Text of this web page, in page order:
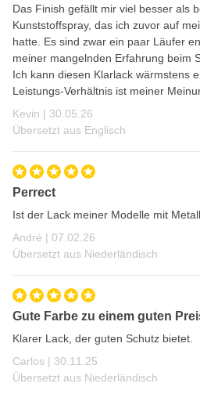
Das Finish gefällt mir viel besser als
Kunststoffspray, das ich zuvor auf
hatte. Es sind zwar ein paar Läufer
meiner mangelnden Erfahrung beim
Ich kann diesen Klarlack wärmstens
Leistungs-Verhältnis ist meiner
Kevin | 30. Mai 2026
30.05.26
Übersetzt aus Englisch
Perrect
Ist der Lack meiner Modelle mit
André | 7. Februar 2026
07.02.26
Übersetzt aus Niederländisch
Gute Farbe zu einem guten
Klarer Lack, der guten Schutz bietet.
Carlos | 30. November 2025
30.11.25
Übersetzt aus Niederländisch